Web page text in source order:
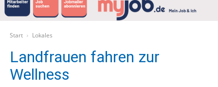
Start Lokales
Landfrauen fahren zur
Wellness